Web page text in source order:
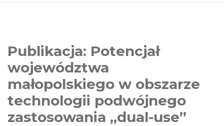
Publikacja: Potencjał
województwa
małopolskiego w obszarze
technologii podwójnego
zastosowania „dual-use”